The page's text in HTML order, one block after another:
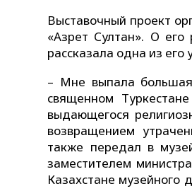
Выставочный проект
«Азрет Султан». О
рассказала одна из
– Мне выпала большая
священном
выдающегося
возвращением
также передал в
заместителем
Казахстане музейного